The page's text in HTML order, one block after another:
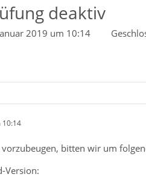
deaktiv
2019 um 10:14
10:14
vorzubeugen, bitten wir um
Version: